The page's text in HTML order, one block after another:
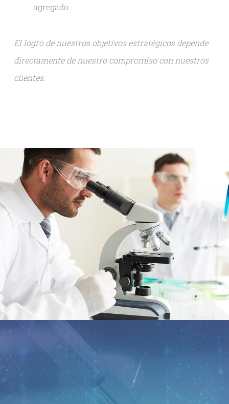
agregado.
El logro de nuestros objetivos estratégicos depende
directamente de nuestro compromiso con nuestros
clientes.